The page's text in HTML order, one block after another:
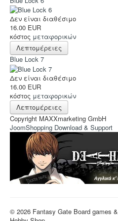
Δεν είναι διαθέσιμο
16.00 EUR
κόστος μεταφορικών
Λεπτομέρειες
Blue Lock 7
Δεν είναι διαθέσιμο
16.00 EUR
κόστος μεταφορικών
Λεπτομέρειες
Copyright MAXXmarketing GmbH
JoomShopping Download & Support
© 2026 Fantasy Gate Board games &